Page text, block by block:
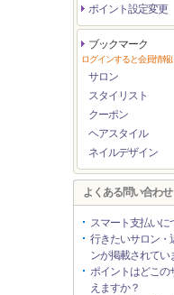
ポイント設定変更
ブックマーク
ログインすると会員情報
サロン
スタイリスト
クーポン
ヘアスタイル
ネイルデザイン
よくある問い合わせ
スマート支払いに
行きたいサロン・
ンが掲載されてい
ポイントはどこの
えますか？